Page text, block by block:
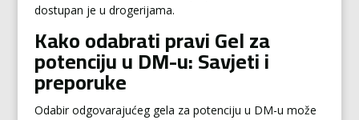
dostupan je u drogerijama.
Kako odabrati pravi Gel za
potenciju u DM-u: Savjeti i
preporuke
Odabir odgovarajućeg gela za potenciju u DM-u može